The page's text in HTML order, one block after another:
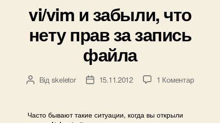
vi/vim и забыли, что
нету прав за запись
файла
Автор
Від skeletor
Дата15.11.2012 1 Коментардо
Часто бывают такие ситуации, когда вы открыли